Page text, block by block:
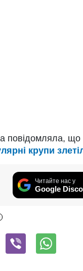
повідомляла, що
крупи
Читайте нас у
Google